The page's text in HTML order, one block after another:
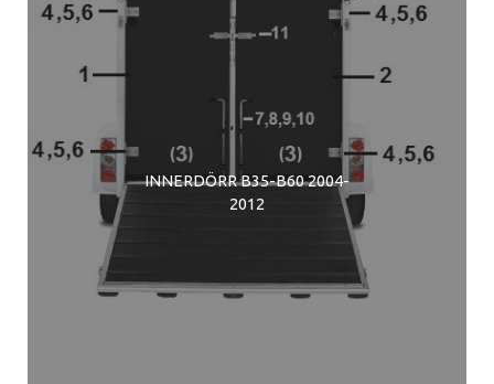
INNERDÖRR B35-B60 2004-
2012